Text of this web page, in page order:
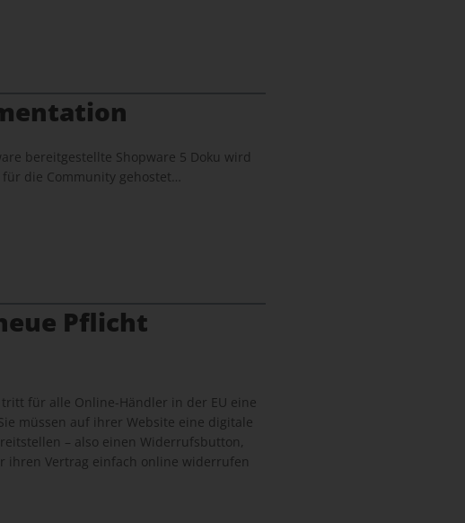
bereitgestellte Shopware 5 Doku wird
die Community gehostet…
Pflicht
tritt für alle Online-Händler in der EU eine
müssen auf ihrer Website eine digitale
– also einen Widerrufsbutton,
ihren Vertrag einfach online widerrufen